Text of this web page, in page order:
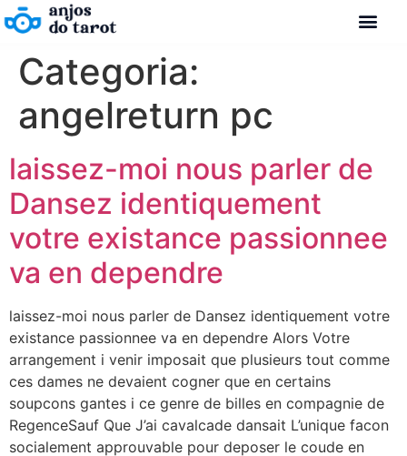
Categoria:
angelreturn pc
laissez-moi nous parler de
Dansez identiquement
votre existance passionnee
va en dependre
laissez-moi nous parler de Dansez identiquement votre
existance passionnee va en dependre Alors Votre
arrangement i venir imposait que plusieurs tout comme
ces dames ne devaient cogner que en certains
soupcons gantes i ce genre de billes en compagnie de
RegenceSauf Que J’ai cavalcade dansait L’unique facon
socialement approuvable pour deposer le coude en